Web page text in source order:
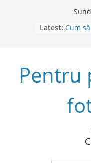
Latest: Cum
4
5
Top 5
2023
Pentru